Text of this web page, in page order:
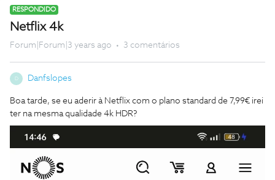
RESPONDIDO
Netflix 4k
Forum|Forum|3 years ago 3 comentários
D Danfslopes
Boa tarde, se eu aderir à Netflix com o plano standard de 7,99€ irei
ter na mesma qualidade 4k HDR?